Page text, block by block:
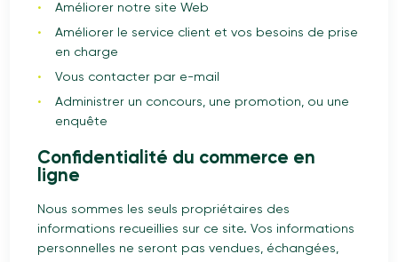
Améliorer notre site Web
Améliorer le service client et vos besoins de prise
en charge
Vous contacter par e-mail
Administrer un concours, une promotion, ou une
enquête
Confidentialité du commerce en
ligne
Nous sommes les seuls propriétaires des
informations recueillies sur ce site. Vos informations
personnelles ne seront pas vendues, échangées,